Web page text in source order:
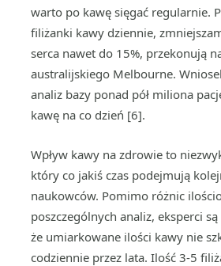
warto po kawę sięgać regularnie.
filiżanki kawy dziennie,
serca nawet do 15%, przekonują
australijskiego Melbourne.
analiz bazy ponad pół miliona
kawę na co dzień [6].
Wpływ kawy na zdrowie to
który co jakiś czas podejmują
naukowców. Pomimo różnic
poszczególnych analiz, eksperci
że umiarkowane ilości kawy nie
codziennie przez lata. Ilość 3-5